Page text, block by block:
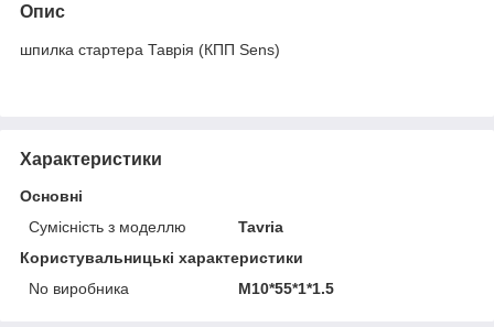
Опис
шпилка стартера Таврія (КПП Sens)
Характеристики
Основні
Сумісність з моделлю
Tavria
Користувальницькі характеристики
No виробника
М10*55*1*1.5